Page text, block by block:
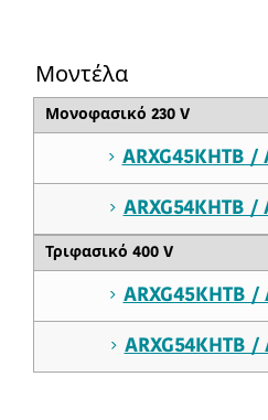
Μοντέλα
Μονοφασικό 230 V
ARXG45KHTB /
ARXG54KHTB /
Τριφασικό 400 V
ARXG45KHTB /
ARXG54KHTB /